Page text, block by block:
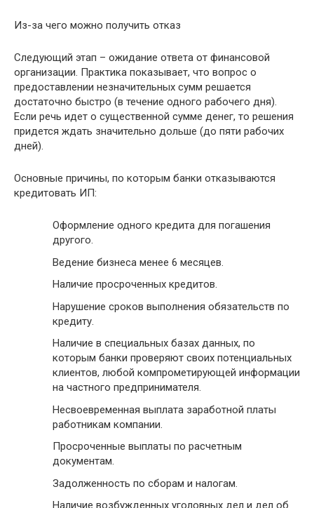
Из-за чего можно получить отказ
Следующий этап – ожидание ответа от финансовой
организации. Практика показывает, что вопрос о
предоставлении незначительных сумм решается
достаточно быстро (в течение одного рабочего дня).
Если речь идет о существенной сумме денег, то решения
придется ждать значительно дольше (до пяти рабочих
дней).
Основные причины, по которым банки отказываются
кредитовать ИП:
Оформление одного кредита для погашения
другого.
Ведение бизнеса менее 6 месяцев.
Наличие просроченных кредитов.
Нарушение сроков выполнения обязательств по
кредиту.
Наличие в специальных базах данных, по
которым банки проверяют своих потенциальных
клиентов, любой компрометирующей информации
на частного предпринимателя.
Несвоевременная выплата заработной платы
работникам компании.
Просроченные выплаты по расчетным
документам.
Задолженность по сборам и налогам.
Наличие возбужденных уголовных дел и дел об